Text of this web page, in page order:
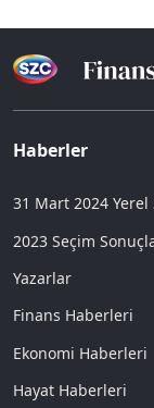
Haberler
31 Mart 2024 Yerel
2023 Seçim
Yazarlar
Finans Haberleri
Ekonomi Haberleri
Hayat Haberleri